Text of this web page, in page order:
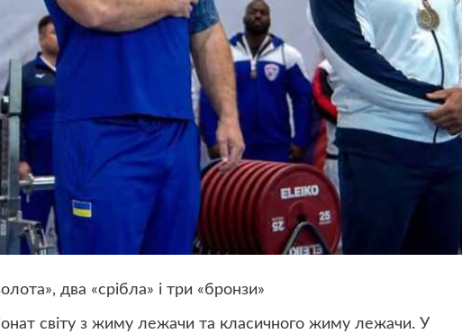
два «срібла» і три «бронзи»
світу з жиму лежачи та класичного жиму лежачи. У